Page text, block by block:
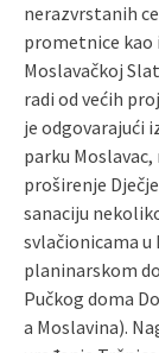
nerazvrstanih
prometnice kao
Moslavačkoj
radi od većih
je odgovarajući
parku
proširenje
sanaciju
svlačionicama
planinarskom
Pučkog doma
a Moslavina).